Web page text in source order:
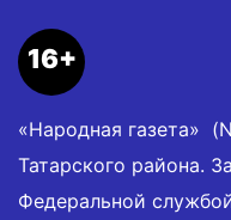
16+
«Народная газета»
Татарского района.
Федеральной